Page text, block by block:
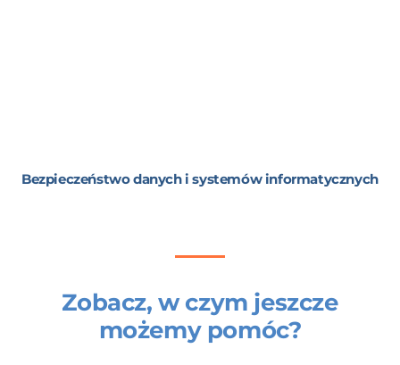
Bezpieczeństwo danych i systemów informatycznych
Zobacz, w czym jeszcze
możemy pomóc?